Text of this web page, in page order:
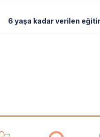
6 yaşa kadar verilen